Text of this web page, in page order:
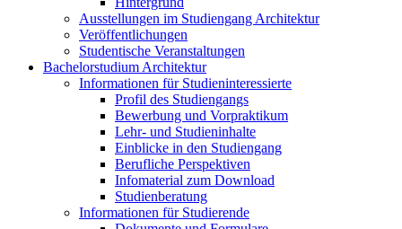
Ausstellungen im Studiengang Architektur
Veröffentlichungen
Studentische Veranstaltungen
Bachelorstudium Architektur
Informationen für Studieninteressierte
Profil des Studiengangs
Bewerbung und Vorpraktikum
Lehr- und Studieninhalte
Einblicke in den Studiengang
Berufliche Perspektiven
Infomaterial zum Download
Studienberatung
Informationen für Studierende